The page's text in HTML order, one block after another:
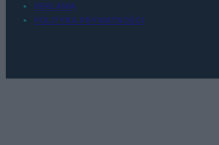
REKLAMA
POLITYKA PRYWATNOŚCI